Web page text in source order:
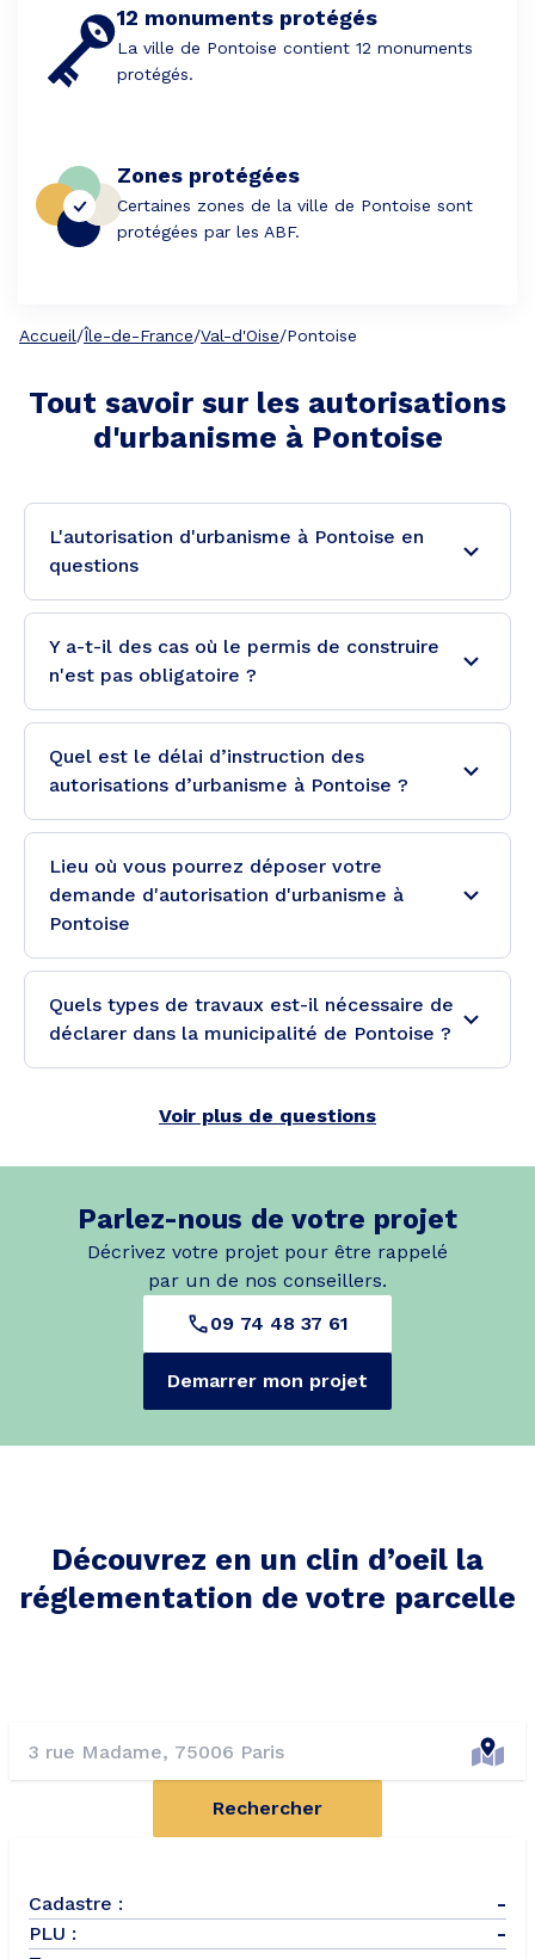
12 monuments protégés
La ville de Pontoise contient 12 monuments
protégés.
Zones protégées
Certaines zones de la ville de Pontoise sont
protégées par les ABF.
Accueil/Île-de-France/Val-d'Oise/Pontoise
Tout savoir sur les autorisations
d'urbanisme à Pontoise
L'autorisation d'urbanisme à Pontoise en
questions
Y a-t-il des cas où le permis de construire
n'est pas obligatoire ?
Quel est le délai d’instruction des
autorisations d’urbanisme à Pontoise ?
Lieu où vous pourrez déposer votre
demande d'autorisation d'urbanisme à
Pontoise
Quels types de travaux est-il nécessaire de
déclarer dans la municipalité de Pontoise ?
Voir plus de questions
Parlez-nous de votre projet
Décrivez votre projet pour être rappelé
par un de nos conseillers.
09 74 48 37 61
Demarrer mon projet
Découvrez en un clin d’oeil la
réglementation de votre parcelle
Rechercher
Cadastre :
-
PLU :
-